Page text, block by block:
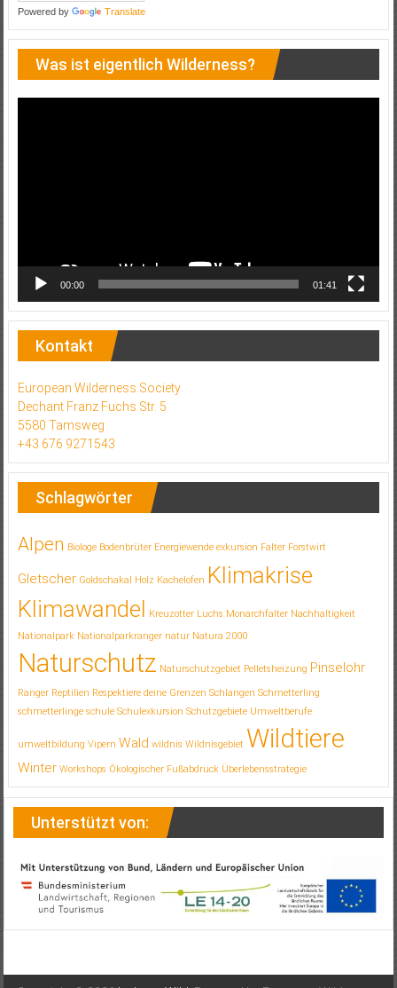
Powered by Translate
Was ist eigentlich Wilderness?
00:00 01:41
Kontakt
European Wilderness Society
Dechant Franz Fuchs Str. 5
5580 Tamsweg
+43 676 9271543
Schlagwörter
Alpen Biologe Bodenbrüter Energiewende exkursion Falter Forstwirt
Gletscher Goldschakal Holz Kachelofen Klimakrise
Klimawandel Kreuzotter Luchs Monarchfalter Nachhaltigkeit
Nationalpark Nationalparkranger natur Natura 2000
Naturschutz Naturschutzgebiet Pelletsheizung Pinselohr
Ranger Reptilien Respektiere deine Grenzen Schlangen Schmetterling
schmetterlinge schule Schulexkursion Schutzgebiete Umweltberufe
umweltbildung Vipern Wald wildnis Wildnisgebiet Wildtiere
Winter Workshops Ökologischer Fußabdruck Überlebensstrategie
Unterstützt von: